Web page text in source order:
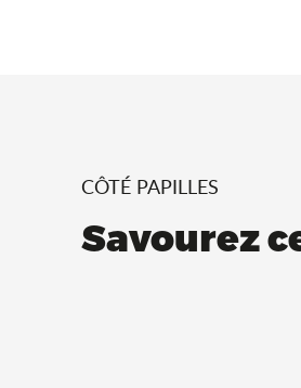
CÔTÉ PAPILLES
Savourez